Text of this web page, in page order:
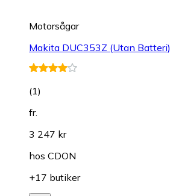
Motorsågar
Makita DUC353Z (Utan Batteri)
(1)
fr.
3 247 kr
hos CDON
+17 butiker